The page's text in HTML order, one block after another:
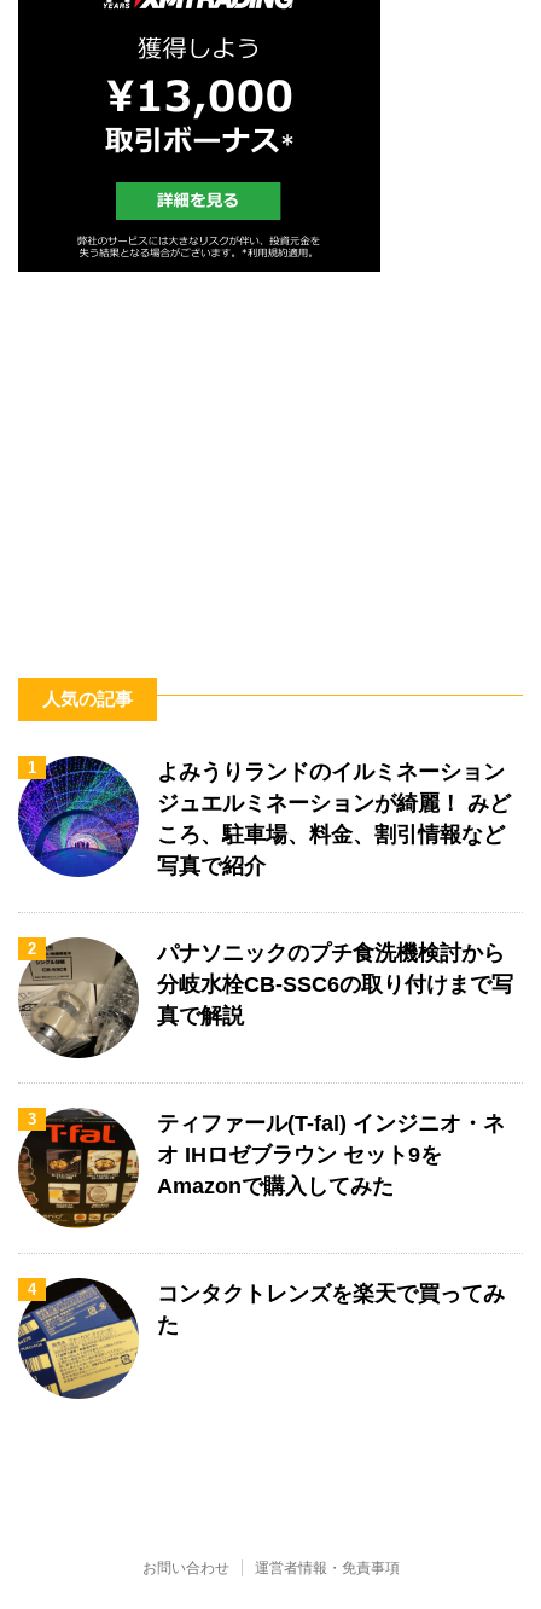
人気の記事
1
よみうりランドのイルミネーション
ジュエルミネーションが綺麗！ みど
ころ、駐車場、料金、割引情報など
写真で紹介
2
パナソニックのプチ食洗機検討から
分岐水栓CB-SSC6の取り付けまで写
真で解説
3
ティファール(T-fal) インジニオ・ネ
オ IHロゼブラウン セット9を
Amazonで購入してみた
4
コンタクトレンズを楽天で買ってみ
た
お問い合わせ 運営者情報・免責事項